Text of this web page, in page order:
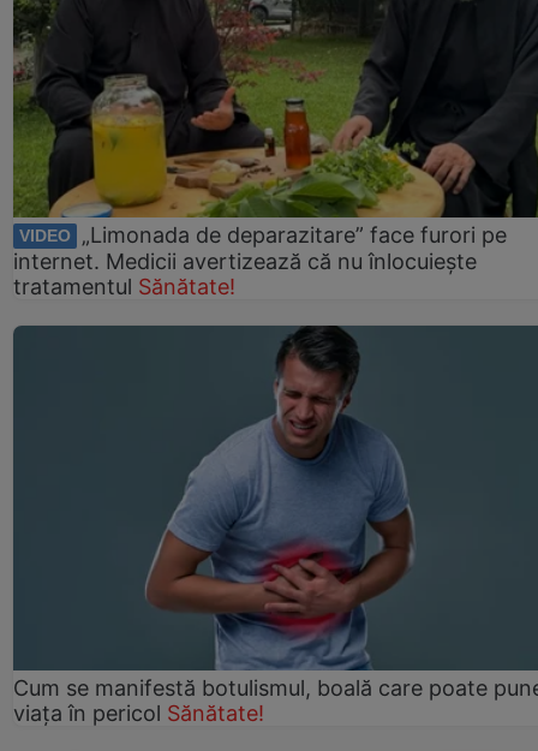
VIDEO
„Limonada de deparazitare” face furori pe
internet. Medicii avertizează că nu înlocuiește
tratamentul Sănătate!
Cum se manifestă botulismul, boală care poate
viaţa în pericol Sănătate!